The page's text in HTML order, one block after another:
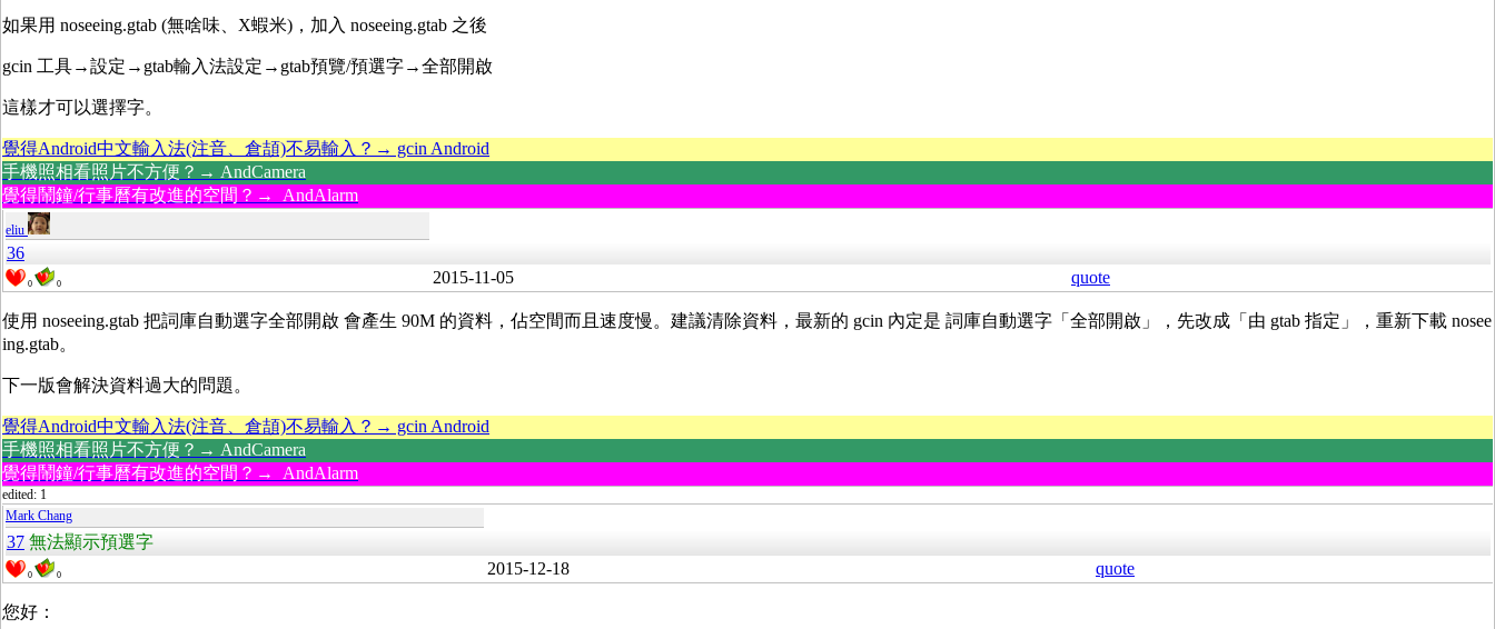
如果用 noseeing.gtab (無啥味、X蝦米)，加入 noseeing.gtab 之後
gcin 工具→設定→gtab輸入法設定→gtab預覽/預選字→全部開啟
這樣才可以選擇字。
覺得Android中文輸入法(注音、倉頡)不易輸入？→ gcin Android
手機照相看照片不方便？→ AndCamera
覺得鬧鐘/行事曆有改進的空間？→ AndAlarm
eliu
36
0 0 2015-11-05 quote
使用 noseeing.gtab 把詞庫自動選字全部開啟 會產生 90M 的資料，佔空間而且速度慢。建議清除資料，最新的 gcin 內定是 詞庫自動選字「全部開啟」，先改成「由 gtab 指定」，重新下載 nosee
ing.gtab。
下一版會解決資料過大的問題。
覺得Android中文輸入法(注音、倉頡)不易輸入？→ gcin Android
手機照相看照片不方便？→ AndCamera
覺得鬧鐘/行事曆有改進的空間？→ AndAlarm
edited: 1
Mark Chang
37 無法顯示預選字
0 0 2015-12-18 quote
您好：